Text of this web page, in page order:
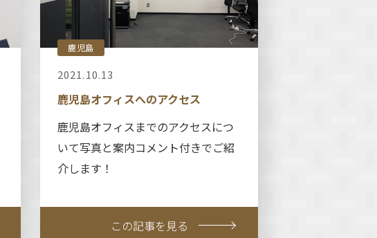
鹿児島
2021.10.13
鹿児島オフィスへのアクセス
鹿児島オフィスまでのアクセスにつ
いて写真と案内コメント付きでご紹
介します！
この記事を見る